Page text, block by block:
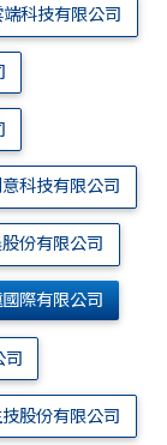
科技有限公司
科技有限公司
份有限公司
際有限公司
司
股份有限公司